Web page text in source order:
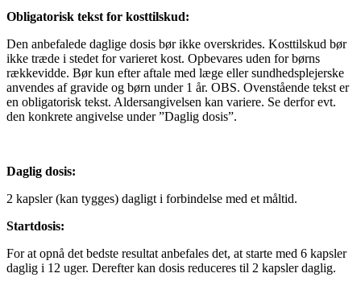
Obligatorisk tekst for kosttilskud:
Den anbefalede daglige dosis bør ikke overskrides. Kosttilskud bør
ikke træde i stedet for varieret kost. Opbevares uden for børns
rækkevidde. Bør kun efter aftale med læge eller sundhedsplejerske
anvendes af gravide og børn under 1 år. OBS. Ovenstående tekst er
en obligatorisk tekst. Aldersangivelsen kan variere. Se derfor evt.
den konkrete angivelse under ”Daglig dosis”.
Daglig dosis:
2 kapsler (kan tygges) dagligt i forbindelse med et måltid.
Startdosis:
For at opnå det bedste resultat anbefales det, at starte med 6 kapsler
daglig i 12 uger. Derefter kan dosis reduceres til 2 kapsler daglig.